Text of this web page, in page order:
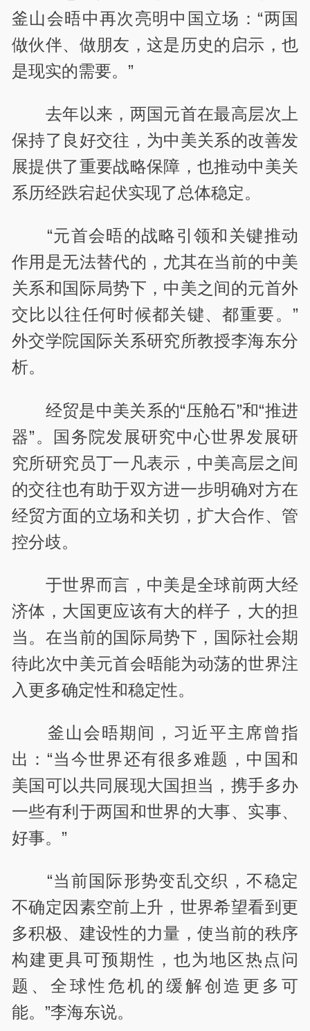
釜山会晤中再次亮明中国立场：“两国
做伙伴、做朋友，这是历史的启示，也
是现实的需要。”
去年以来，两国元首在最高层次上
保持了良好交往，为中美关系的改善发
展提供了重要战略保障，也推动中美关
系历经跌宕起伏实现了总体稳定。
“元首会晤的战略引领和关键推动
作用是无法替代的，尤其在当前的中美
关系和国际局势下，中美之间的元首外
交比以往任何时候都关键、都重要。”
外交学院国际关系研究所教授李海东分
析。
经贸是中美关系的“压舱石”和“推进
器”。国务院发展研究中心世界发展研
究所研究员丁一凡表示，中美高层之间
的交往也有助于双方进一步明确对方在
经贸方面的立场和关切，扩大合作、管
控分歧。
于世界而言，中美是全球前两大经
济体，大国更应该有大的样子，大的担
当。在当前的国际局势下，国际社会期
待此次中美元首会晤能为动荡的世界注
入更多确定性和稳定性。
釜山会晤期间，习近平主席曾指
出：“当今世界还有很多难题，中国和
美国可以共同展现大国担当，携手多办
一些有利于两国和世界的大事、实事、
好事。”
“当前国际形势变乱交织，不稳定
不确定因素空前上升，世界希望看到更
多积极、建设性的力量，使当前的秩序
构建更具可预期性，也为地区热点问
题、全球性危机的缓解创造更多可
能。”李海东说。